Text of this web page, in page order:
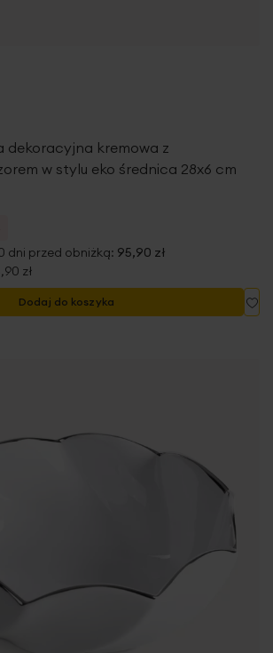
dekoracyjna kremowa z
w stylu eko średnica 28x6 cm
dni przed obniżką: 95,90 zł
zł
Dodaj do koszyka